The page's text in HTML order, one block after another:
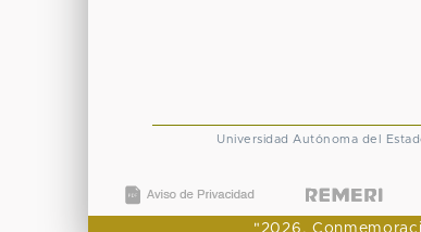
Universidad Autónoma del
"2026,